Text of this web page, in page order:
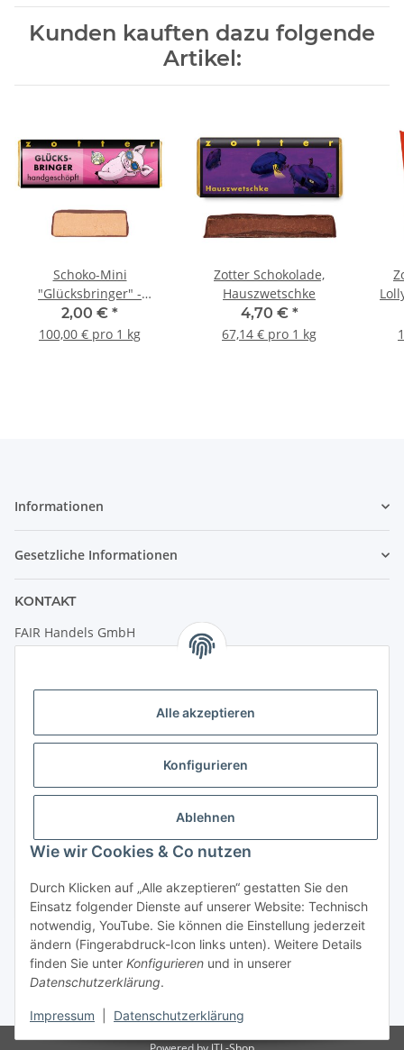
Alle akzeptieren
Konfigurieren
Ablehnen
Wie wir Cookies & Co nutzen
Durch Klicken auf „Alle akzeptieren“ gestatten Sie den
Einsatz folgender Dienste auf unserer Website: Technisch
notwendig, YouTube. Sie können die Einstellung jederzeit
ändern (Fingerabdruck-Icon links unten). Weitere Details
finden Sie unter Konfigurieren und in unserer
Datenschutzerklärung.
Impressum Datenschutzerklärung
Kunden kauften dazu folgende
Artikel:
Schoko-Mini
"Glücksbringer" -
Milchschoko Mousse
2,00 € *
100,00 € pro 1 kg
Zotter Schokolade,
Hauszwetschke
4,70 € *
67,14 € pro 1 kg
Informationen
Gesetzliche Informationen
KONTAKT
FAIR Handels GmbH
(Weltladen Innsbruck)
6020 Innsbruck
Öffnungszeiten:
Montag - Freitag: 9:30 - 18:00 Uhr
Vertrag widerrufen